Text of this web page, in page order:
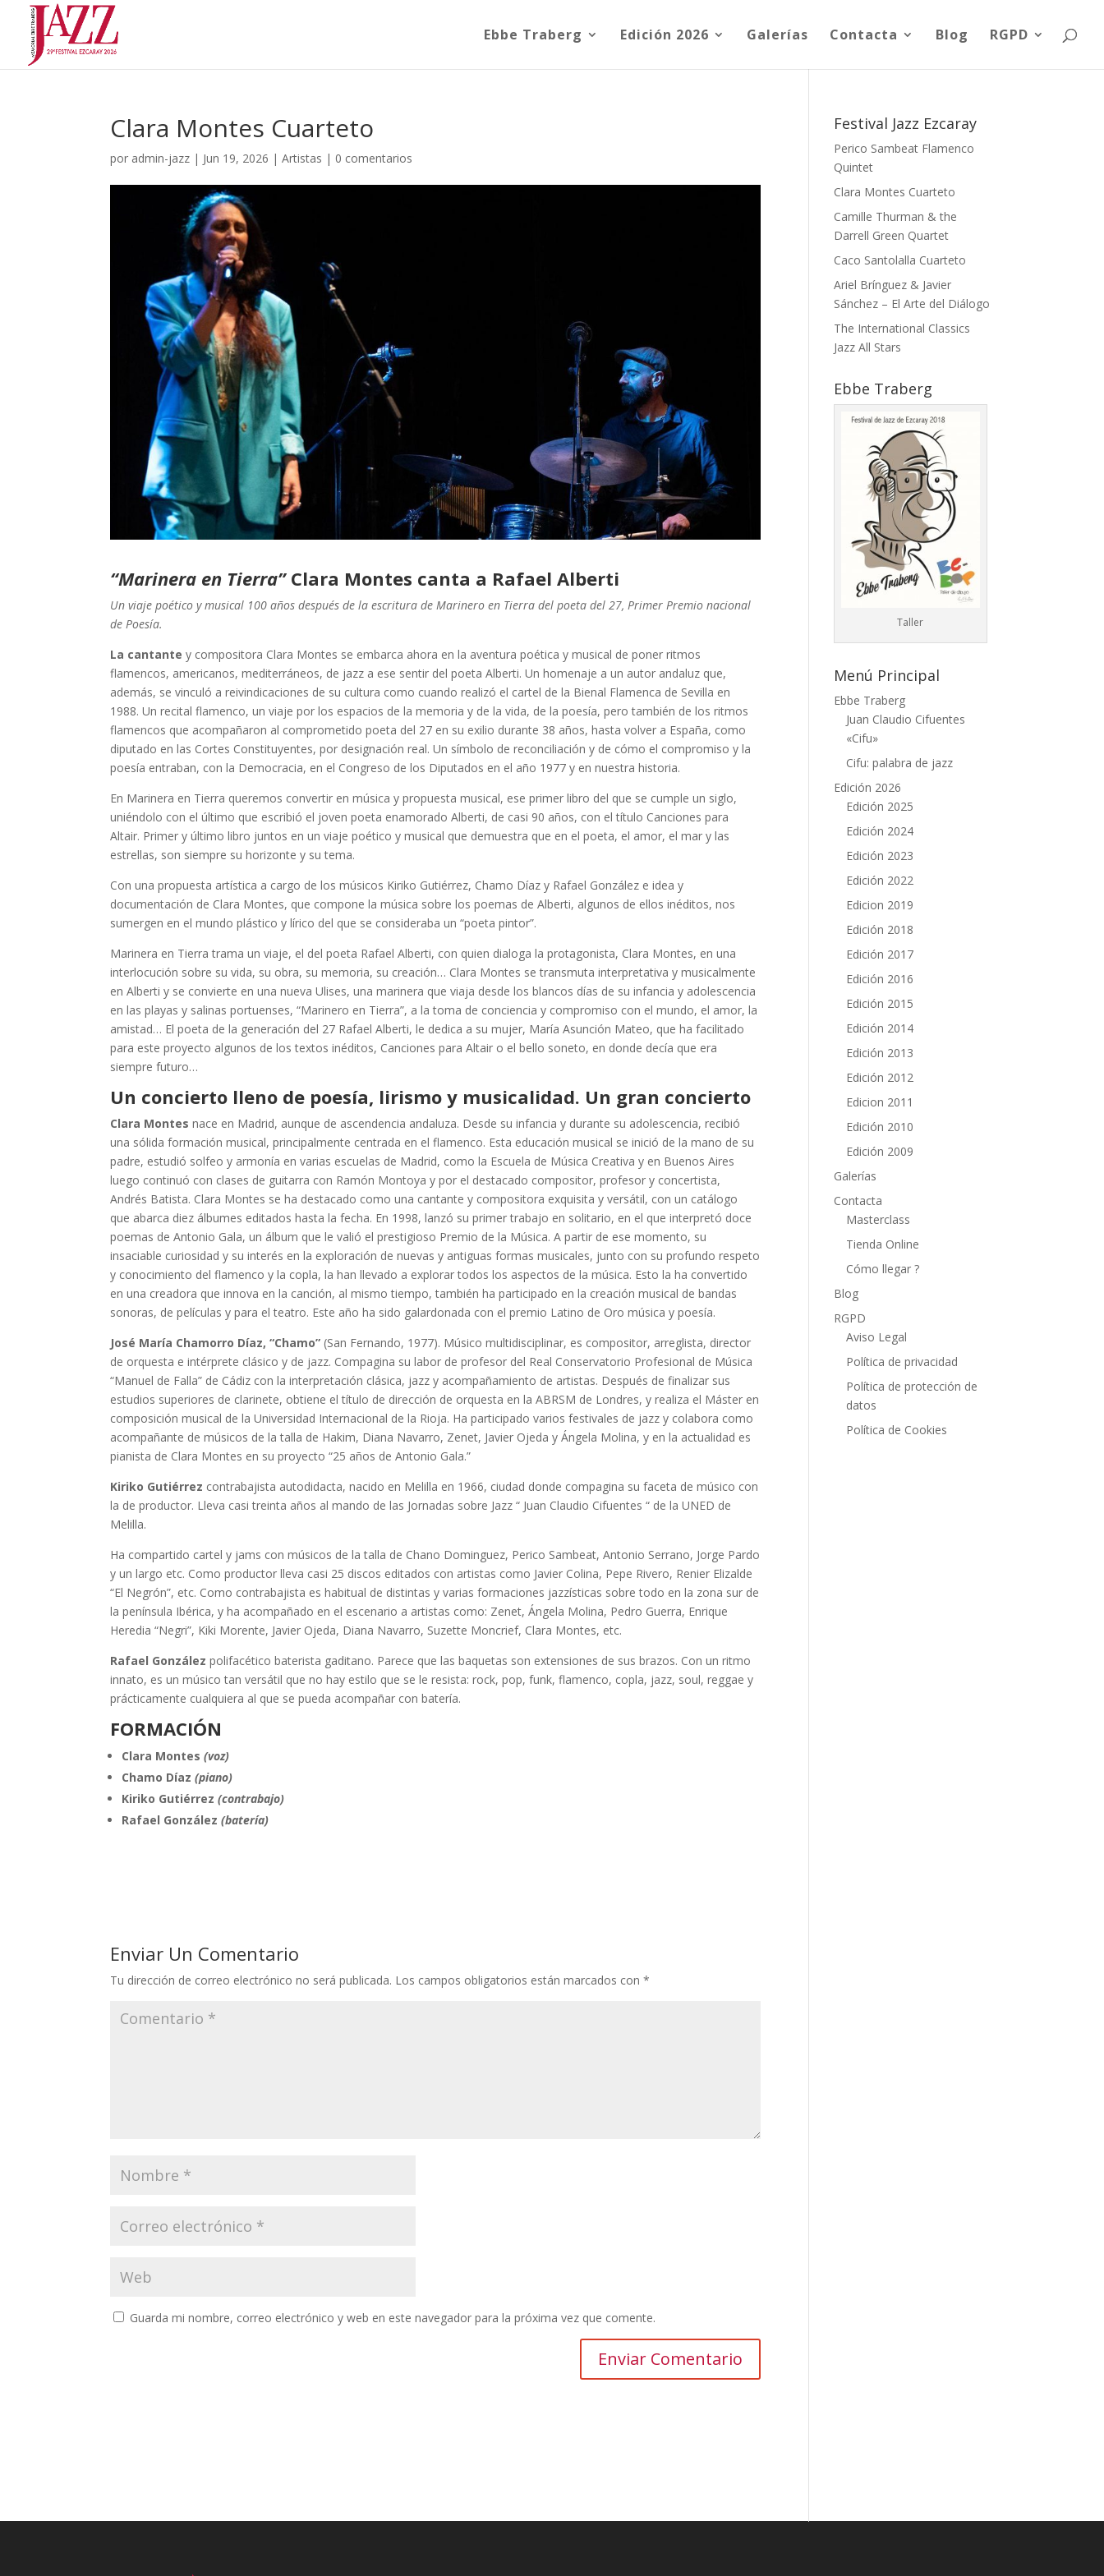
Ebbe Traberg Edición 2026 Galerías Contacta Blog RGPD
Clara Montes Cuarteto
por admin-jazz | Jun 19, 2026 |Artistas | 0 comentarios
“Marinera en Tierra” Clara Montes canta a Rafael Alberti
Un viaje poético y musical 100 años después de la escritura de Marinero en Tierra del poeta del 27, Primer Premio nacional
de Poesía.
La cantante y compositora Clara Montes se embarca ahora en la aventura poética y musical de poner ritmos
flamencos, americanos, mediterráneos, de jazz a ese sentir del poeta Alberti. Un homenaje a un autor andaluz que,
además, se vinculó a reivindicaciones de su cultura como cuando realizó el cartel de la Bienal Flamenca de Sevilla en
1988. Un recital flamenco, un viaje por los espacios de la memoria y de la vida, de la poesía, pero también de los ritmos
flamencos que acompañaron al comprometido poeta del 27 en su exilio durante 38 años, hasta volver a España, como
diputado en las Cortes Constituyentes, por designación real. Un símbolo de reconciliación y de cómo el compromiso y la
poesía entraban, con la Democracia, en el Congreso de los Diputados en el año 1977 y en nuestra historia.
En Marinera en Tierra queremos convertir en música y propuesta musical, ese primer libro del que se cumple un siglo,
uniéndolo con el último que escribió el joven poeta enamorado Alberti, de casi 90 años, con el título Canciones para
Altair. Primer y último libro juntos en un viaje poético y musical que demuestra que en el poeta, el amor, el mar y las
estrellas, son siempre su horizonte y su tema.
Con una propuesta artística a cargo de los músicos Kiriko Gutiérrez, Chamo Díaz y Rafael González e idea y
documentación de Clara Montes, que compone la música sobre los poemas de Alberti, algunos de ellos inéditos, nos
sumergen en el mundo plástico y lírico del que se consideraba un “poeta pintor”.
Marinera en Tierra trama un viaje, el del poeta Rafael Alberti, con quien dialoga la protagonista, Clara Montes, en una
interlocución sobre su vida, su obra, su memoria, su creación… Clara Montes se transmuta interpretativa y musicalmente
en Alberti y se convierte en una nueva Ulises, una marinera que viaja desde los blancos días de su infancia y adolescencia
en las playas y salinas portuenses, “Marinero en Tierra”, a la toma de conciencia y compromiso con el mundo, el amor, la
amistad… El poeta de la generación del 27 Rafael Alberti, le dedica a su mujer, María Asunción Mateo, que ha facilitado
para este proyecto algunos de los textos inéditos, Canciones para Altair o el bello soneto, en donde decía que era
siempre futuro…
Un concierto lleno de poesía, lirismo y musicalidad. Un gran concierto
Clara Montes nace en Madrid, aunque de ascendencia andaluza. Desde su infancia y durante su adolescencia, recibió
una sólida formación musical, principalmente centrada en el flamenco. Esta educación musical se inició de la mano de su
padre, estudió solfeo y armonía en varias escuelas de Madrid, como la Escuela de Música Creativa y en Buenos Aires
luego continuó con clases de guitarra con Ramón Montoya y por el destacado compositor, profesor y concertista,
Andrés Batista. Clara Montes se ha destacado como una cantante y compositora exquisita y versátil, con un catálogo
que abarca diez álbumes editados hasta la fecha. En 1998, lanzó su primer trabajo en solitario, en el que interpretó doce
poemas de Antonio Gala, un álbum que le valió el prestigioso Premio de la Música. A partir de ese momento, su
insaciable curiosidad y su interés en la exploración de nuevas y antiguas formas musicales, junto con su profundo respeto
y conocimiento del flamenco y la copla, la han llevado a explorar todos los aspectos de la música. Esto la ha convertido
en una creadora que innova en la canción, al mismo tiempo, también ha participado en la creación musical de bandas
sonoras, de películas y para el teatro. Este año ha sido galardonada con el premio Latino de Oro música y poesía.
José María Chamorro Díaz, “Chamo” (San Fernando, 1977). Músico multidisciplinar, es compositor, arreglista, director
de orquesta e intérprete clásico y de jazz. Compagina su labor de profesor del Real Conservatorio Profesional de Música
“Manuel de Falla” de Cádiz con la interpretación clásica, jazz y acompañamiento de artistas. Después de finalizar sus
estudios superiores de clarinete, obtiene el título de dirección de orquesta en la ABRSM de Londres, y realiza el Máster en
composición musical de la Universidad Internacional de la Rioja. Ha participado varios festivales de jazz y colabora como
acompañante de músicos de la talla de Hakim, Diana Navarro, Zenet, Javier Ojeda y Ángela Molina, y en la actualidad es
pianista de Clara Montes en su proyecto “25 años de Antonio Gala.”
Kiriko Gutiérrez contrabajista autodidacta, nacido en Melilla en 1966, ciudad donde compagina su faceta de músico con
la de productor. Lleva casi treinta años al mando de las Jornadas sobre Jazz “ Juan Claudio Cifuentes “ de la UNED de
Melilla.
Ha compartido cartel y jams con músicos de la talla de Chano Dominguez, Perico Sambeat, Antonio Serrano, Jorge Pardo
y un largo etc. Como productor lleva casi 25 discos editados con artistas como Javier Colina, Pepe Rivero, Renier Elizalde
“El Negrón”, etc. Como contrabajista es habitual de distintas y varias formaciones jazzísticas sobre todo en la zona sur de
la península Ibérica, y ha acompañado en el escenario a artistas como: Zenet, Ángela Molina, Pedro Guerra, Enrique
Heredia “Negri”, Kiki Morente, Javier Ojeda, Diana Navarro, Suzette Moncrief, Clara Montes, etc.
Rafael González polifacético baterista gaditano. Parece que las baquetas son extensiones de sus brazos. Con un ritmo
innato, es un músico tan versátil que no hay estilo que se le resista: rock, pop, funk, flamenco, copla, jazz, soul, reggae y
prácticamente cualquiera al que se pueda acompañar con batería.
FORMACIÓN
Clara Montes(voz)
Chamo Díaz(piano)
Kiriko Gutiérrez(contrabajo)
Rafael González(batería)
Enviar Un Comentario
Tu dirección de correo electrónico no será publicada. Los campos obligatorios están marcados con*
Guarda mi nombre, correo electrónico y web en este navegador para la próxima vez que comente.
Festival Jazz Ezcaray
Perico Sambeat Flamenco
Quintet
Clara Montes Cuarteto
Camille Thurman & the
Darrell Green Quartet
Caco Santolalla Cuarteto
Ariel Brínguez & Javier
Sánchez – El Arte del Diálogo
The International Classics
Jazz All Stars
Ebbe Traberg
Taller
Menú Principal
Ebbe Traberg
Juan Claudio Cifuentes
«Cifu»
Cifu: palabra de jazz
Edición 2026
Edición 2025
Edición 2024
Edición 2023
Edición 2022
Edicion 2019
Edición 2018
Edición 2017
Edición 2016
Edición 2015
Edición 2014
Edición 2013
Edición 2012
Edicion 2011
Edición 2010
Edición 2009
Galerías
Contacta
Masterclass
Tienda Online
Cómo llegar ?
Blog
RGPD
Aviso Legal
Política de privacidad
Política de protección de
datos
Política de Cookies